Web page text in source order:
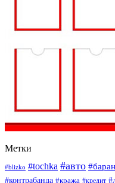
Метки
#blizko #tochka #авто
#контрабанда #кража #кредит